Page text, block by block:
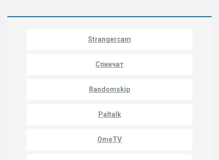
Strangercam
Спинчат
Randomskip
Paltalk
OmeTV